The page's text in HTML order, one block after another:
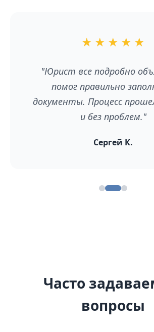
★ ★ ★ ★ ★
"Юрист все подробно
помог правильно
документы. Процесс
и без проблем."
Сергей К.
Часто
вопросы